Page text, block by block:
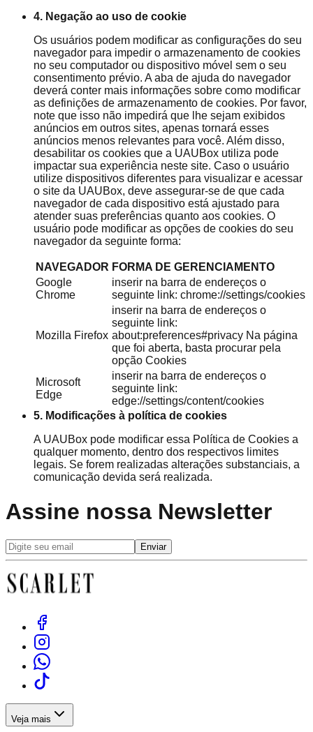
4. Negação ao uso de cookie
Os usuários podem modificar as configurações do seu
navegador para impedir o armazenamento de cookies
no seu computador ou dispositivo móvel sem o seu
consentimento prévio. A aba de ajuda do navegador
deverá conter mais informações sobre como modificar
as definições de armazenamento de cookies. Por favor,
note que isso não impedirá que lhe sejam exibidos
anúncios em outros sites, apenas tornará esses
anúncios menos relevantes para você. Além disso,
desabilitar os cookies que a UAUBox utiliza pode
impactar sua experiência neste site. Caso o usuário
utilize dispositivos diferentes para visualizar e acessar
o site da UAUBox, deve assegurar-se de que cada
navegador de cada dispositivo está ajustado para
atender suas preferências quanto aos cookies. O
usuário pode modificar as opções de cookies do seu
navegador da seguinte forma:
NAVEGADOR FORMA DE GERENCIAMENTO
Google
Chrome
inserir na barra de endereços o
seguinte link: chrome://settings/cookies
Mozilla Firefox
inserir na barra de endereços o
seguinte link:
about:preferences#privacy Na página
que foi aberta, basta procurar pela
opção Cookies
Microsoft
Edge
inserir na barra de endereços o
seguinte link:
edge://settings/content/cookies
5. Modificações à política de cookies
A UAUBox pode modificar essa Política de Cookies a
qualquer momento, dentro dos respectivos limites
legais. Se forem realizadas alterações substanciais, a
comunicação devida será realizada.
Assine nossa Newsletter
Enviar
Veja mais